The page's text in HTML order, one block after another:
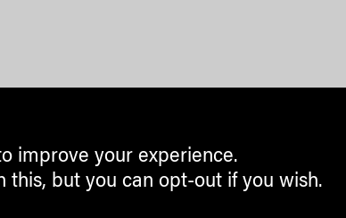
improve your experience.
this, but you can opt-out if you wish.